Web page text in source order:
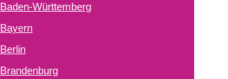
Baden-Württemberg
Bayern
Berlin
Brandenburg